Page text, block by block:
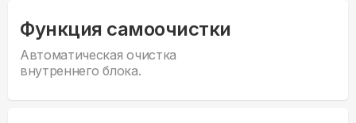
Функция самоочистки
Автоматическая очистка
внутреннего блока.